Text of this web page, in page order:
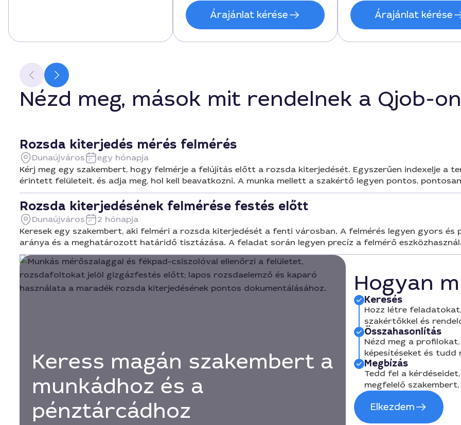
megbeszélt paraméterek szerint
zajlott.Árajánlat kérése
maradt, 250000 forintba
mérés, a munka 2,5 órát vett
igénybe. A türelmes és
kommunikáció külön
Árajánlat kérése
Nézd meg, mások mit rendelnek a Qjob-on
Rozsda kiterjedés mérés felmérés
Dunaújváros
egy hónapja
Kérj meg egy szakembert, hogy felmérje a felújítás előtt a rozsda kiterjedését. Egyszerűen indexelje a
érintett felületeit, és adja meg, hol kell beavatkozni. A munka mellett a szakértő legyen pontos,
Rozsda kiterjedésének felmérése festés előtt
Dunaújváros
2 hónapja
Keresek egy szakembert, aki felméri a rozsda kiterjedését a fenti városban. A felmérés legyen gyors
aránya és a meghatározott határidő tisztázása. A feladat során legyen precíz a felmérő
Keress magán szakembert a
munkádhoz és a
pénztárcádhoz
Hogyan
Keresés
Hozz létre
szakértőkkel és
Összahasonlítás
Nézd meg a
képesítéseket és
Megbízás
Tedd fel a
megfelelő
Elkezdem